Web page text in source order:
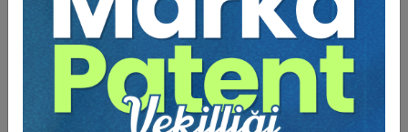
Video Eğitim Abonesi Ol: Sadece 5490 TL / Yıllık